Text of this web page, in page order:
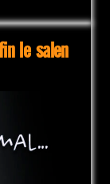
le salen